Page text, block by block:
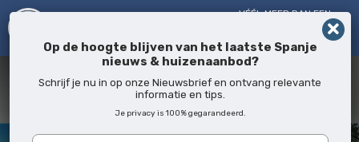
VÉÉL MEER DAN EEN
Op de hoogte blijven van het laatste Spanje
nieuws & huizenaanbod?
Schrijf je nu in op onze Nieuwsbrief en ontvang relevante
informatie en tips.
Je privacy is 100% gegarandeerd.